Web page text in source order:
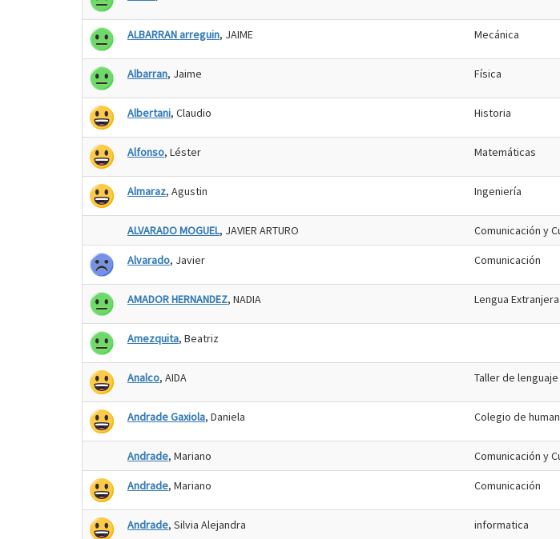
ALBARRAN arreguin, JAIME Mecánica
Albarran, Jaime Física
Albertani, Claudio Historia
Alfonso, Léster Matemáticas
Almaraz, Agustin Ingeniería
ALVARADO MOGUEL, JAVIER ARTURO Comunicación y
Alvarado, Javier Comunicación
AMADOR HERNANDEZ, NADIA Lengua
Amezquita, Beatriz
Analco, AIDA Taller de
Andrade Gaxiola, Daniela Colegio de
Andrade, Mariano Comunicación y
Andrade, Mariano Comunicación
Andrade, Silvia Alejandra informatica